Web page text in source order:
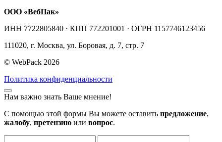
ООО «ВебПак»
ИНН 7722805840 · КПП 772201001 · ОГРН 1157746123456
111020, г. Москва, ул. Боровая, д. 7, стр. 7
© WebPack 2026
Политика конфиденциальности
Нам важно знать Ваше мнение!
С помощью этой формы Вы можете оставить предложение,
жалобу, претензию или вопрос.